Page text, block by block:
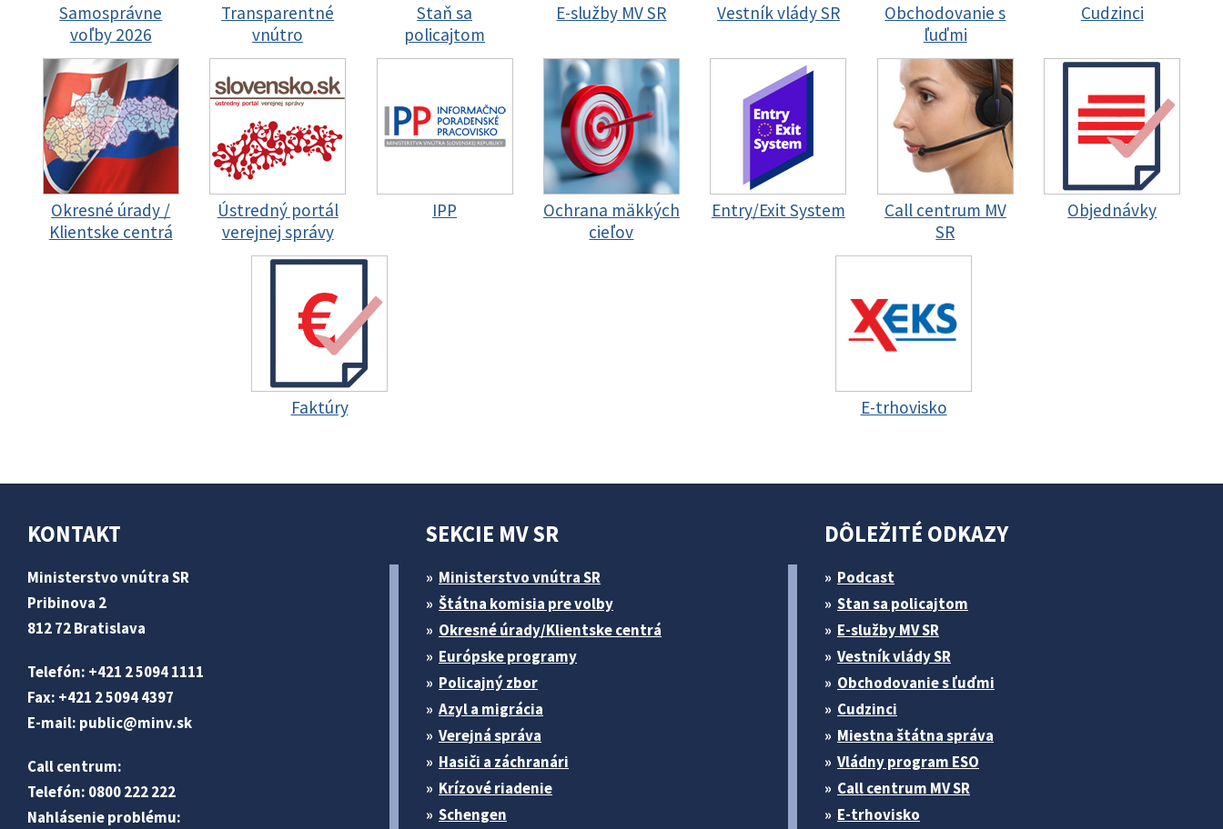
Samosprávne
voľby 2026
Transparentné
vnútro
Staň sa
policajtom
E-služby MV SR Vestník vlády SR
Obchodovanie s
ľuďmi
Cudzinci
Okresné úrady /
Klientske centrá
Ústredný portál
verejnej správy
IPP
Ochrana mäkkých
cieľov
Entry/Exit System
Call centrum MV
SR
Objednávky
Faktúry E-trhovisko
KONTAKT
Ministerstvo vnútra SR
Pribinova 2
812 72 Bratislava
Telefón: +421 2 5094 1111
Fax: +421 2 5094 4397
E-mail: public@minv.sk
Call centrum:
Telefón: 0800 222 222
Nahlásenie problému:
SEKCIE MV SR
Ministerstvo vnútra SR
Štátna komisia pre volby
Okresné úrady/Klientske centrá
Európske programy
Policajný zbor
Azyl a migrácia
Verejná správa
Hasiči a záchranári
Krízové riadenie
Schengen
DÔLEŽITÉ ODKAZY
Podcast
Stan sa policajtom
E-služby MV SR
Vestník vlády SR
Obchodovanie s ľuďmi
Cudzinci
Miestna štátna správa
Vládny program ESO
Call centrum MV SR
E-trhovisko